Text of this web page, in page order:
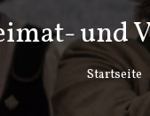
und
Startseite